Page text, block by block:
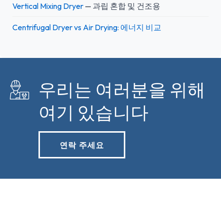
Vertical Mixing Dryer — 과립 혼합 및 건조용
Centrifugal Dryer vs Air Drying: 에너지 비교
우리는 여러분을 위해
여기 있습니다
연락 주세요